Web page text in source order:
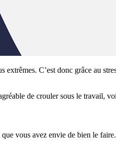
C’est donc grâce au
de crouler sous le travail,
vous avez envie de bien le